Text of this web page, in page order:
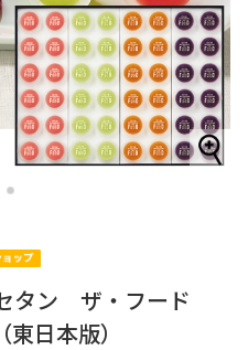
2
タン ザ・フード
日本版）